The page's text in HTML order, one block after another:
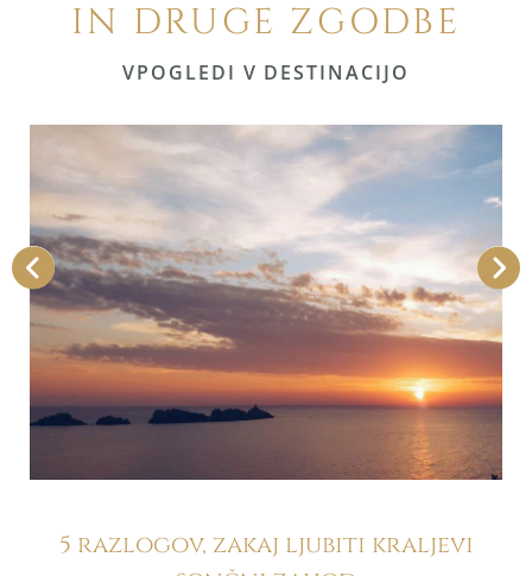
IN DRUGE ZGODBE
VPOGLEDI V DESTINACIJO
5 razlogov, zakaj ljubiti kraljevi